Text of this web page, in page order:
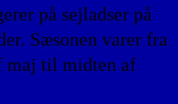
på sejladser på
Sæsonen varer fra
maj til midten af